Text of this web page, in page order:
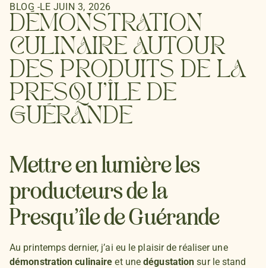
BLOG -LE JUIN 3, 2026
DÉMONSTRATION
CULINAIRE AUTOUR
DES PRODUITS DE LA
PRESQU’ÎLE DE
GUÉRANDE
Mettre en lumière les
producteurs de la
Presqu’île de Guérande
Au printemps dernier, j’ai eu le plaisir de réaliser une
démonstration culinaireet unedégustation sur le stand